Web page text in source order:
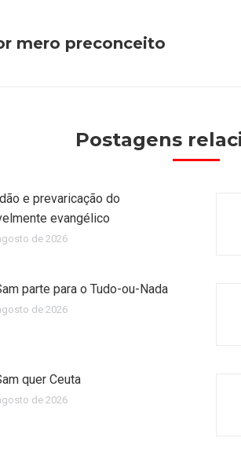
mero preconceito
Postagens
e prevaricação do
evangélico
de 2026
parte para o Tudo-ou-Nada
de 2026
quer Ceuta
de 2026